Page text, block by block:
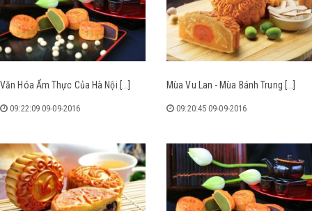
Của Hà Nội [...] Mùa Vu Lan - Mùa Bánh Trung [...]
09:20:45 09-09-2016
Một Số